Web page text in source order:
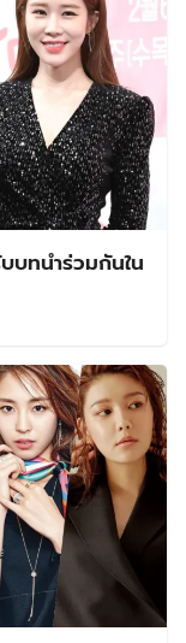
บทนำร่วมกันใน